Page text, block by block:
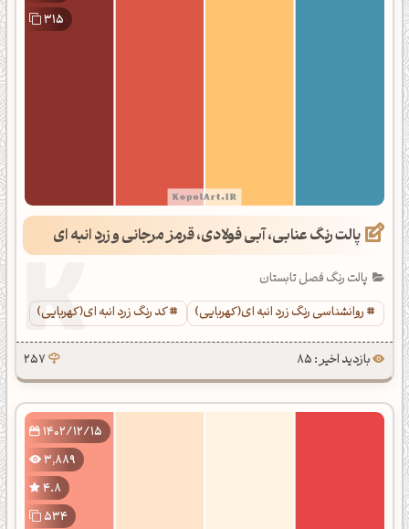
315
پالت رنگ عنابی، آبی فولادی، قرمز مرجانی و زرد انبه ای
پالت رنگ فصل تابستان
روانشناسی رنگ زرد انبه ای(کهربایی)
کد رنگ زرد انبه ای(کهربایی)
بازدید اخیر : 85 257
1402/12/15
3,889
4.8
534